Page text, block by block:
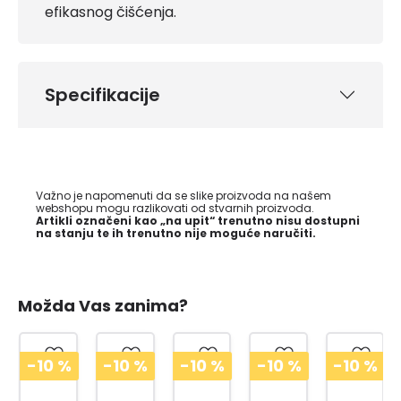
efikasnog čišćenja.
Specifikacije
Važno je napomenuti da se slike proizvoda na našem
webshopu mogu razlikovati od stvarnih proizvoda.
Artikli označeni kao „na upit“ trenutno nisu dostupni
na stanju te ih trenutno nije moguće naručiti.
Možda Vas zanima?
-10 % -10 % -10 % -10 % -10 %